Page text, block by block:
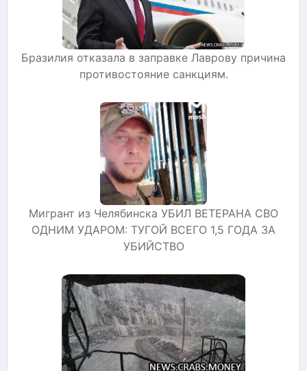
Бразилия отказала в заправке Лаврову причина
противостояние санкциям.
Мигрант из Челябинска УБИЛ ВЕТЕРАНА СВО
ОДНИМ УДАРОМ: ТУГОЙ ВСЕГО 1,5 ГОДА ЗА
УБИЙСТВО